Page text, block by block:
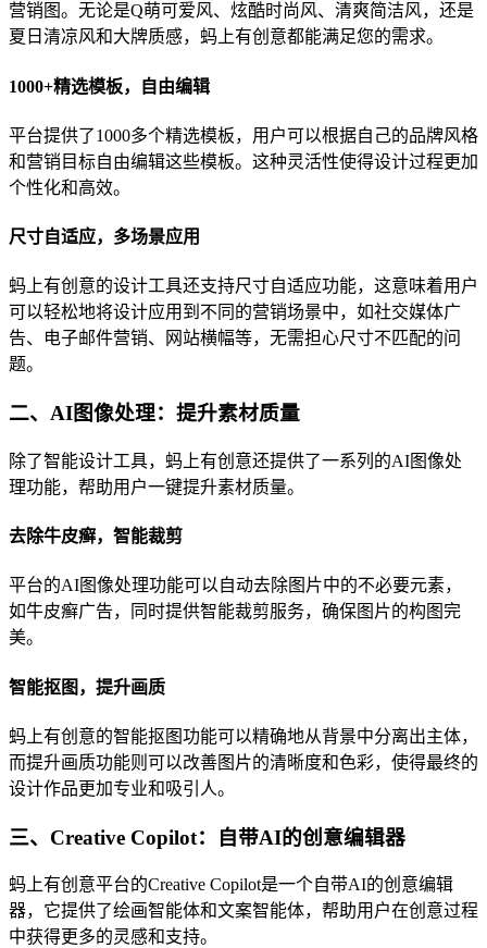
营销图。无论是Q萌可爱风、炫酷时尚风、清爽简洁风，还是
夏日清凉风和大牌质感，蚂上有创意都能满足您的需求。
1000+精选模板，自由编辑
平台提供了1000多个精选模板，用户可以根据自己的品牌风格
和营销目标自由编辑这些模板。这种灵活性使得设计过程更加
个性化和高效。
尺寸自适应，多场景应用
蚂上有创意的设计工具还支持尺寸自适应功能，这意味着用户
可以轻松地将设计应用到不同的营销场景中，如社交媒体广
告、电子邮件营销、网站横幅等，无需担心尺寸不匹配的问
题。
二、AI图像处理：提升素材质量
除了智能设计工具，蚂上有创意还提供了一系列的AI图像处
理功能，帮助用户一键提升素材质量。
去除牛皮癣，智能裁剪
平台的AI图像处理功能可以自动去除图片中的不必要元素，
如牛皮癣广告，同时提供智能裁剪服务，确保图片的构图完
美。
智能抠图，提升画质
蚂上有创意的智能抠图功能可以精确地从背景中分离出主体，
而提升画质功能则可以改善图片的清晰度和色彩，使得最终的
设计作品更加专业和吸引人。
三、Creative Copilot：自带AI的创意编辑器
蚂上有创意平台的Creative Copilot是一个自带AI的创意编辑
器，它提供了绘画智能体和文案智能体，帮助用户在创意过程
中获得更多的灵感和支持。